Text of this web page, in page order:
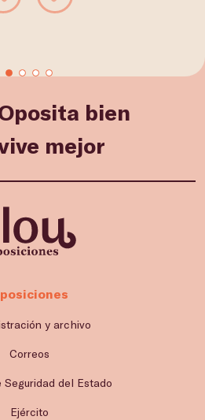
bien
mejor
y archivo
Correos
Seguridad del Estado
Ejército